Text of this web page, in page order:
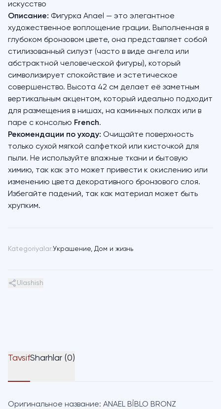
искусство
Описание: Фигурка Anael — это элегантное
художественное воплощение грации. Выполненная в
глубоком бронзовом цвете, она представляет собой
стилизованный силуэт (часто в виде ангела или
абстрактной человеческой фигуры), который
символизирует спокойствие и эстетическое
совершенство. Высота 42 см делает её заметным
вертикальным акцентом, который идеально подходит
для размещения в нишах, на каминных полках или в
паре с консолью French.
Рекомендации по уходу: Очищайте поверхность
только сухой мягкой салфеткой или кисточкой для
пыли. Не используйте влажные ткани и бытовую
химию, так как это может привести к окислению или
изменению цвета декоративного бронзового слоя.
Избегайте падений, так как материал может быть
хрупким.
Kategoriyalar:Украшение, Дом и жизнь
Ulashish
TavsifSharhlar (0)
Оригинальное название: ANAEL BİBLO BRONZ